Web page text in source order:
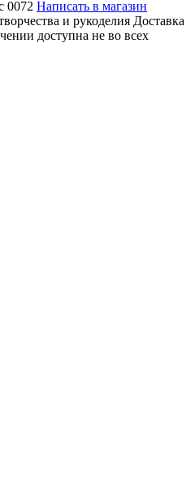
0072 Написать в магазин
и рукоделия Доставка
доступна не во всех